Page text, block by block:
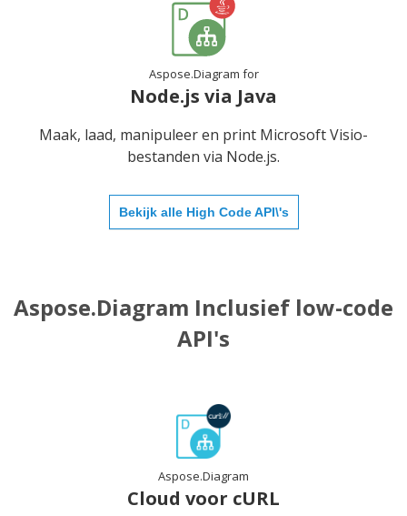
Aspose.Diagram for
Node.js via Java
Maak, laad, manipuleer en print Microsoft Visio-
bestanden via Node.js.
Bekijk alle High Code API\'s
Aspose.Diagram Inclusief low-code
API's
Aspose.Diagram
Cloud voor cURL